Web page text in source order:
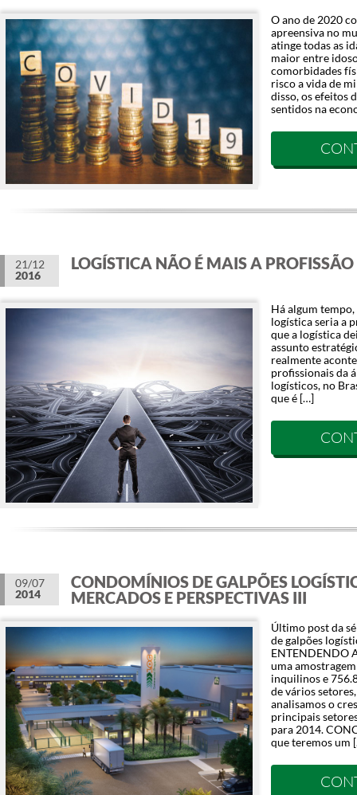
O ano de 2020
apreensiva no
atinge todas as
maior entre
comorbidades
risco a vida de
disso, os efeitos
sentidos na
21/12
2016
LOGÍSTICA NÃO É MAIS A
Há algum
logística seria a
que a logística
assunto
realmente
profissionais da
logísticos, no
que é […]
09/07
2014
CONDOMÍNIOS DE GALPÕES
MERCADOS E PERSPECTIVAS III
Último post da
de galpões
ENTENDENDO
uma
inquilinos e
de vários
analisamos o
principais
para 2014.
que teremos um